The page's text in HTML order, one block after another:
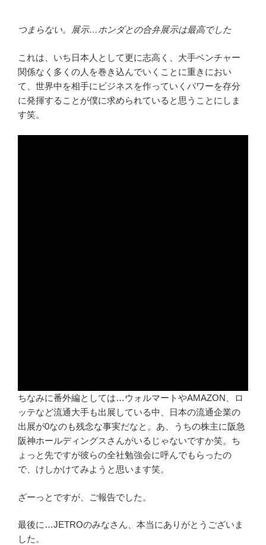
つまらない。展示…ホンダとの合弁展示は最高でした
これは、いち日本人として更に志高く、大手ベンチャー
関係なく多くの人を巻き込んでいくことに重きにおい
て、世界中を相手にビジネスを作っていくパワーを存分
に発揮することが僕に求められていると思うことにしま
す笑。
ちなみに番外編としては…ウォルマートやAMAZON、ロ
ッテなど流通大手も出展している中、日本の流通企業の
出展が0なのも残念な事実だなと。あ、うちの株主に阪急
阪神ホールディングスさんがいるじゃないですか笑。ち
ょっと先ですが彼らの全社勉強会に呼んでもらったの
で、けしかけてみようと思います笑。
ざーっとですが、ご報告でした。
最後に…JETROのみなさん、本当にありがとうございま
した。